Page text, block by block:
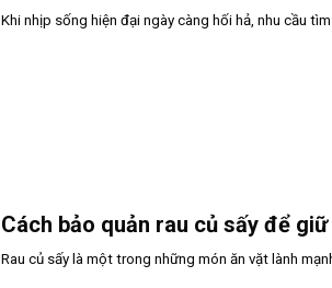
Khi nhịp sống hiện đại ngày càng hối hả, nhu cầu
Cách bảo quản rau củ sấy để
Rau củ sấy là một trong những món ăn vặt lành